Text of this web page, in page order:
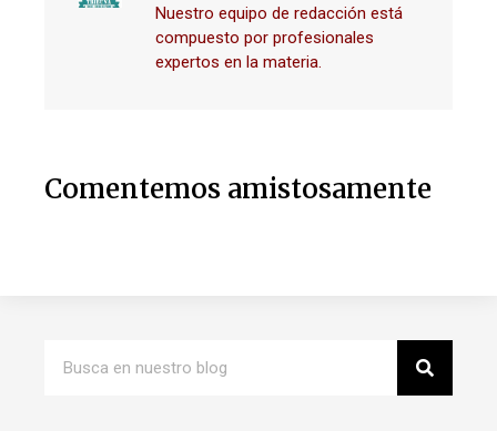
Nuestro equipo de redacción está
compuesto por profesionales
expertos en la materia.
Comentemos amistosamente